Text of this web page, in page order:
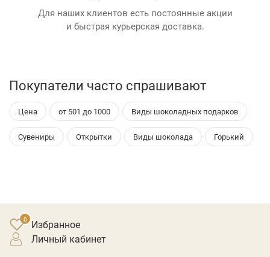
Для наших клиентов есть постоянные акции
и быстрая курьерская доставка.
Покупатели часто спрашивают
Цена от 501 до 1000 Виды шоколадных подарков
Сувениры Открытки Виды шоколада Горький
Избранное
личный кабинет